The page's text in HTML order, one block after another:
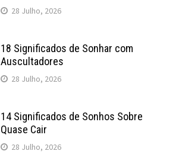
28 Julho, 2026
18 Significados de Sonhar com
Auscultadores
28 Julho, 2026
14 Significados de Sonhos Sobre
Quase Cair
28 Julho, 2026